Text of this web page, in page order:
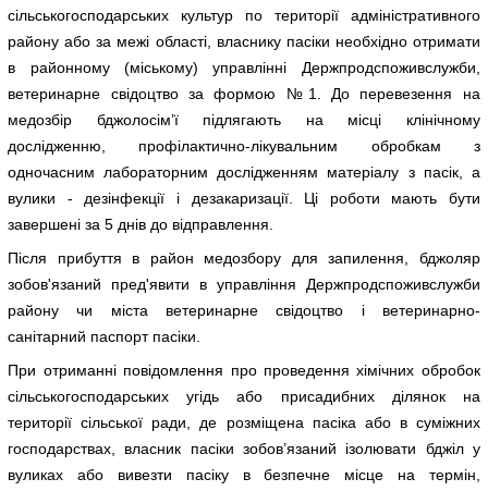
сільськогосподарських культур по території адміністративного
району або за межі області, власнику пасіки необхідно отримати
в районному (міському) управлінні Держпродспоживслужби,
ветеринарне свідоцтво за формою №1. До перевезення на
медозбір бджолосім’ї підлягають на місці клінічному
дослідженню, профілактично-лікувальним обробкам з
одночасним лабораторним дослідженням матеріалу з пасік, а
вулики - дезінфекції і дезакаризації. Ці роботи мають бути
завершені за 5 днів до відправлення.
Після прибуття в район медозбору для запилення, бджоляр
зобов'язаний пред'явити в управління Держпродспоживслужби
району чи міста ветеринарне свідоцтво і ветеринарно-
санітарний паспорт пасіки.
При отриманні повідомлення про проведення хімічних обробок
сільськогосподарських угідь або присадибних ділянок на
території сільської ради, де розміщена пасіка або в суміжних
господарствах, власник пасіки зобов’язаний ізолювати бджіл у
вуликах або вивезти пасіку в безпечне місце на термін,